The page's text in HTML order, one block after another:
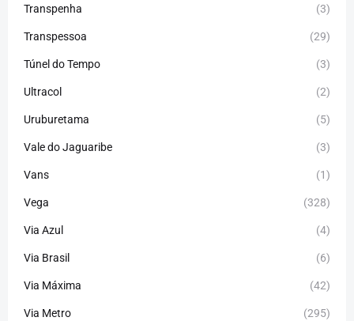
Transpenha (3)
Transpessoa (29)
Túnel do Tempo (3)
Ultracol (2)
Uruburetama (5)
Vale do Jaguaribe (3)
Vans (1)
Vega (328)
Via Azul (4)
Via Brasil (6)
Via Máxima (42)
Via Metro (295)